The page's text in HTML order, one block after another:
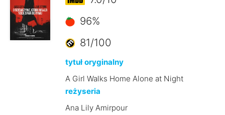
96%
81/100
tytuł oryginalny
A Girl Walks Home Alone at Night
reżyseria
Ana Lily Amirpour